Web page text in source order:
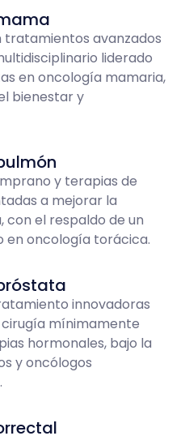
tratamientos avanzados
liderado
en oncología mamaria,
bienestar y
y terapias de
a mejorar la
con el respaldo de un
en oncología torácica.
innovadoras
mínimamente
hormonales, bajo la
y oncólogos